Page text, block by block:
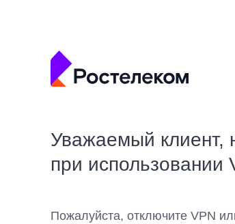
Уважаемый клиент,
при использовании
Пожалуйста, отключите VPN